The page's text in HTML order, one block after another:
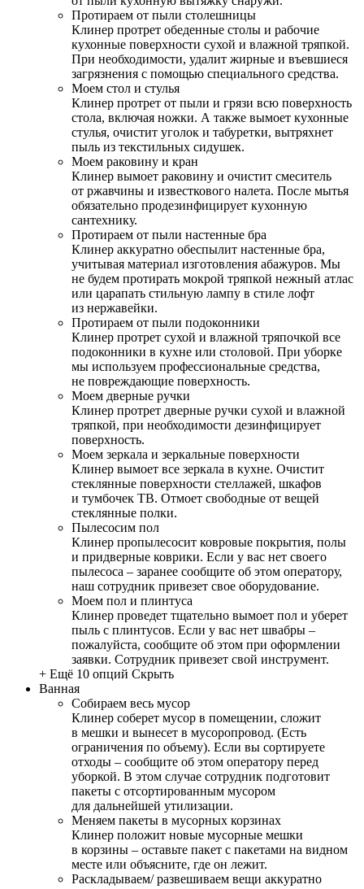
Протираем от пыли столешницы
Клинер протрет обеденные столы и рабочие
кухонные поверхности сухой и влажной тряпкой.
При необходимости, удалит жирные и въевшиеся
загрязнения с помощью специального средства.
Моем стол и стулья
Клинер протрет от пыли и грязи всю поверхность
стола, включая ножки. А также вымоет кухонные
стулья, очистит уголок и табуретки, вытряхнет
пыль из текстильных сидушек.
Моем раковину и кран
Клинер вымоет раковину и очистит смеситель
от ржавчины и известкового налета. После мытья
обязательно продезинфицирует кухонную
сантехнику.
Протираем от пыли настенные бра
Клинер аккуратно обеспылит настенные бра,
учитывая материал изготовления абажуров. Мы
не будем протирать мокрой тряпкой нежный атлас
или царапать стильную лампу в стиле лофт
из нержавейки.
Протираем от пыли подоконники
Клинер протрет сухой и влажной тряпочкой все
подоконники в кухне или столовой. При уборке
мы используем профессиональные средства,
не повреждающие поверхность.
Моем дверные ручки
Клинер протрет дверные ручки сухой и влажной
тряпкой, при необходимости дезинфицирует
поверхность.
Моем зеркала и зеркальные поверхности
Клинер вымоет все зеркала в кухне. Очистит
стеклянные поверхности стеллажей, шкафов
и тумбочек ТВ. Отмоет свободные от вещей
стеклянные полки.
Пылесосим пол
Клинер пропылесосит ковровые покрытия, полы
и придверные коврики. Если у вас нет своего
пылесоса – заранее сообщите об этом оператору,
наш сотрудник привезет свое оборудование.
Моем пол и плинтуса
Клинер проведет тщательно вымоет пол и уберет
пыль с плинтусов. Если у вас нет швабры –
пожалуйста, сообщите об этом при оформлении
заявки. Сотрудник привезет свой инструмент.
+ Ещё 10 опций Скрыть
Ванная
Собираем весь мусор
Клинер соберет мусор в помещении, сложит
в мешки и вынесет в мусоропровод. (Есть
ограничения по объему). Если вы сортируете
отходы – сообщите об этом оператору перед
уборкой. В этом случае сотрудник подготовит
пакеты с отсортированным мусором
для дальнейшей утилизации.
Меняем пакеты в мусорных корзинах
Клинер положит новые мусорные мешки
в корзины – оставьте пакет с пакетами на видном
месте или объясните, где он лежит.
Раскладываем/ развешиваем вещи аккуратно